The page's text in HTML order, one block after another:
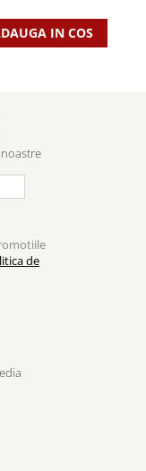
IN COS
de